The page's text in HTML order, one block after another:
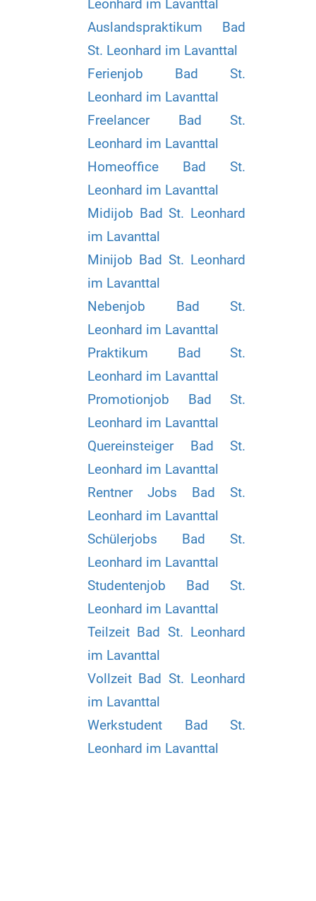
Leonhard im Lavanttal
Auslandspraktikum Bad
St. Leonhard im Lavanttal
Ferienjob Bad St.
Leonhard im Lavanttal
Freelancer Bad St.
Leonhard im Lavanttal
Homeoffice Bad St.
Leonhard im Lavanttal
Midijob Bad St. Leonhard
im Lavanttal
Minijob Bad St. Leonhard
im Lavanttal
Nebenjob Bad St.
Leonhard im Lavanttal
Praktikum Bad St.
Leonhard im Lavanttal
Promotionjob Bad St.
Leonhard im Lavanttal
Quereinsteiger Bad St.
Leonhard im Lavanttal
Rentner Jobs Bad St.
Leonhard im Lavanttal
Schülerjobs Bad St.
Leonhard im Lavanttal
Studentenjob Bad St.
Leonhard im Lavanttal
Teilzeit Bad St. Leonhard
im Lavanttal
Vollzeit Bad St. Leonhard
im Lavanttal
Werkstudent Bad St.
Leonhard im Lavanttal